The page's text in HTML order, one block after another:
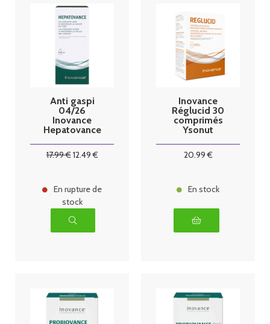
Anti gaspi
04/26
Inovance
Hepatovance
300ml Ysonut
17.99€12.49€
En rupture de
stock
Inovance
Réglucid 30
comprimés
Ysonut
20.99€
En stock